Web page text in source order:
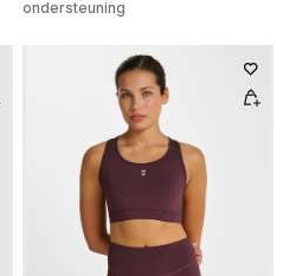
ondersteuning